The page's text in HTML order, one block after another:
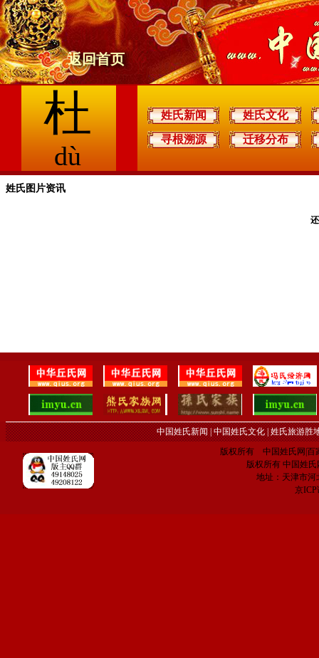
返回首页
杜
dù
姓氏新闻
姓氏文化
寻根溯源
迁移分布
姓氏图片资讯
中国姓氏新闻|中国姓氏文化|姓氏旅游胜
版权所有 中国姓氏网|百
版权所有 中国姓氏
地址：天津市河
京ICP